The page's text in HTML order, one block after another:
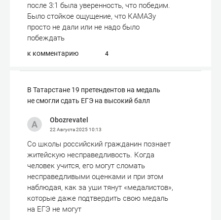
после 3:1 была уверенность, что победим.
Было стойкое ощущение, что КАМАЗу
просто не дали или не надо было
побеждать
к комментарию 4
В Татарстане 19 претендентов на медаль
не смогли сдать ЕГЭ на высокий балл
Obozrevatel
22 Августа 202510:13
Со школы российский гражданин познает
житейскую несправедливость. Когда
человек учится, его могут сломать
несправедливыми оценками и при этом
наблюдая, как за уши тянут «медалистов»,
которые даже подтвердить свою медаль
на ЕГЭ не могут